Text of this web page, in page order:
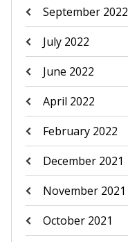
September 2022
July 2022
June 2022
April 2022
February 2022
December 2021
November 2021
October 2021